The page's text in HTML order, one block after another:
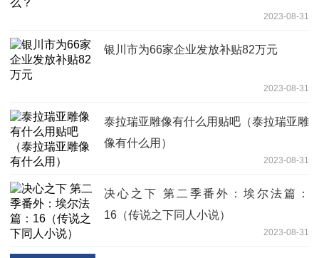
2023-08-31
银川市为66家企业发放补贴82万元
2023-08-31
泰拉瑞亚雕像有什么用贴吧（泰拉瑞亚雕
像有什么用）
2023-08-31
决心之下 第二季番外：埃尔法篇：
16（传说之下同人小说）
2023-08-31